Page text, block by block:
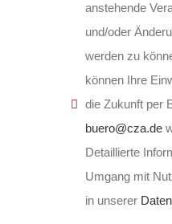
anstehende
und/oder
werden zu
können Ihre
die Zukunft per
buero@cza.de
Detaillierte
Umgang mit
in unserer